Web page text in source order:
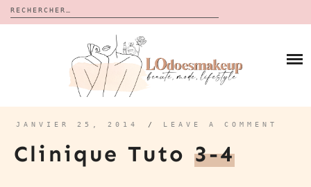
Rechercher :
CALENDRIERS DE L’AVENT
BON PLAN
À PROPOS
CONTACT
JANVIER 25, 2014 / LEAVE A COMMENT
Clinique Tuto 3-4